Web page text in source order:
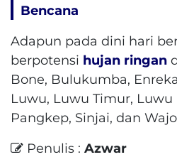
Bencana
Adapun pada dini hari
berpotensi hujan ringan
Bone, Bulukumba,
Luwu, Luwu Timur, Luwu
Pangkep, Sinjai, dan
Penulis : Azwar